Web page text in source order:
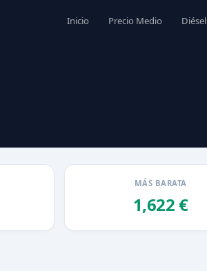
Inicio Precio Medio Diésel
MÁS BARATA
1,622 €